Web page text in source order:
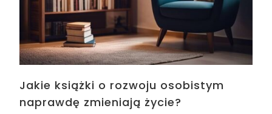
Jakie książki o rozwoju osobistym
naprawdę zmieniają życie?